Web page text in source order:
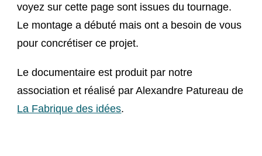
voyez sur cette page sont issues du tournage.
Le montage a débuté mais ont a besoin de vous
pour concrétiser ce projet.
Le documentaire est produit par notre
association et réalisé par Alexandre Patureau de
La Fabrique des idées.